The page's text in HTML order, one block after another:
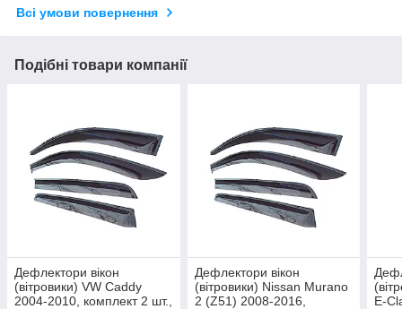
Всі умови повернення
Подібні товари компанії
Дефлектори вікон
(вітровики) VW Caddy
2004-2010, комплект 2 шт.,
Дефлектори вікон
(вітровики) Nissan Murano
2 (Z51) 2008-2016,
E-